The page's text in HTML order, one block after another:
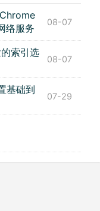
络服务
08-07
索引选
08-07
基础到
07-29